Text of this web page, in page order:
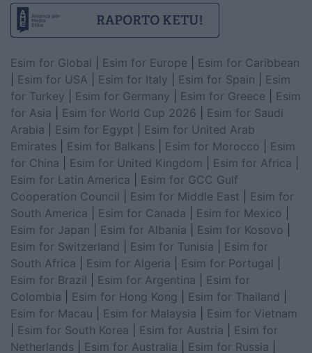
Esim for Global Esim for Europe
Esim for Caribbean
Esim for USA Esim for Italy Esim for Spain
Esim
for Turkey
Esim for Germany Esim for Greece
Esim
for Asia
Esim for World Cup 2026
Esim for Saudi
Arabia
Esim for Egypt
Esim for United Arab
Emirates
Esim for Balkans Esim for Morocco
Esim
for China
Esim for United Kingdom Esim for Africa
Esim for Latin America
Esim for GCC Gulf
Cooperation Council
Esim for Middle East
Esim for
South America
Esim for Canada Esim for Mexico
Esim for Japan
Esim for Albania Esim for Kosovo
Esim for Switzerland
Esim for Tunisia
Esim for
South Africa
Esim for Algeria Esim for Portugal
Esim for Brazil
Esim for Argentina
Esim for
Colombia
Esim for Hong Kong Esim for Thailand
Esim for Macau
Esim for Malaysia
Esim for Vietnam
Esim for South Korea Esim for Austria
Esim for
Netherlands
Esim for Australia Esim for Russia